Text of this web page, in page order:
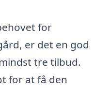
for
er det en god
tre tilbud.
for at få den